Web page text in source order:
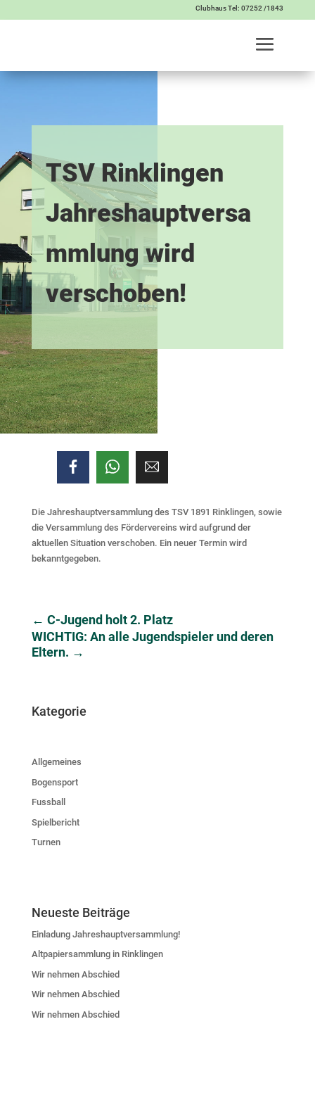
Clubhaus Tel: 07252 /1843
TSV Rinklingen
Jahreshauptversa
mmlung wird
verschoben!
Die Jahreshauptversammlung des TSV 1891 Rinklingen, sowie
die Versammlung des Fördervereins wird aufgrund der
aktuellen Situation verschoben. Ein neuer Termin wird
bekanntgegeben.
← C-Jugend holt 2. Platz
WICHTIG: An alle Jugendspieler und deren
Eltern. →
Kategorie
Allgemeines
Bogensport
Fussball
Spielbericht
Turnen
Neueste Beiträge
Einladung Jahreshauptversammlung!
Altpapiersammlung in Rinklingen
Wir nehmen Abschied
Wir nehmen Abschied
Wir nehmen Abschied